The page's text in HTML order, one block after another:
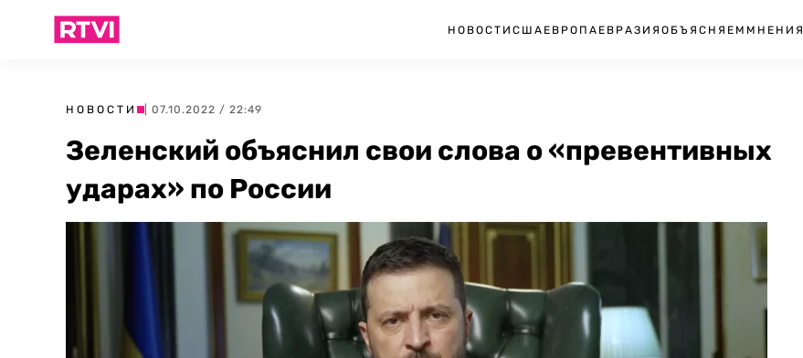
НОВОСТИ США ЕВРОПА ЕВРАЗИЯ ОБЪЯСНЯЕМ МНЕНИЯ
НОВОСТИ | 07.10.2022 / 22:49
Зеленский объяснил свои слова о «превентивных
ударах» по России